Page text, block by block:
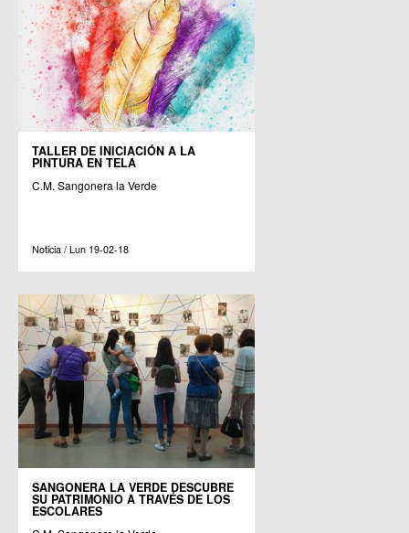
TALLER DE INICIACIÓN A LA
PINTURA EN TELA
C.M. Sangonera la Verde
Noticia / Lun 19-02-18
SANGONERA LA VERDE DESCUBRE
SU PATRIMONIO A TRAVÉS DE LOS
ESCOLARES